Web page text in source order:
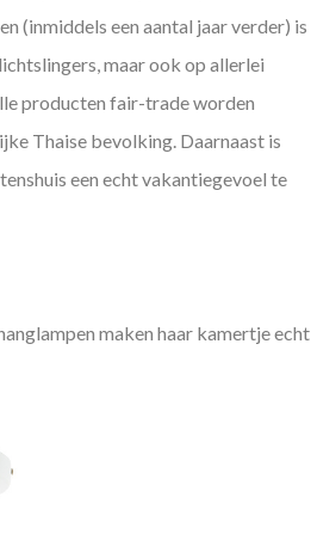
(inmiddels een aantal jaar verder) is
maar ook op allerlei
producten fair-trade worden
Thaise bevolking. Daarnaast is
een echt vakantiegevoel te
maken haar kamertje echt